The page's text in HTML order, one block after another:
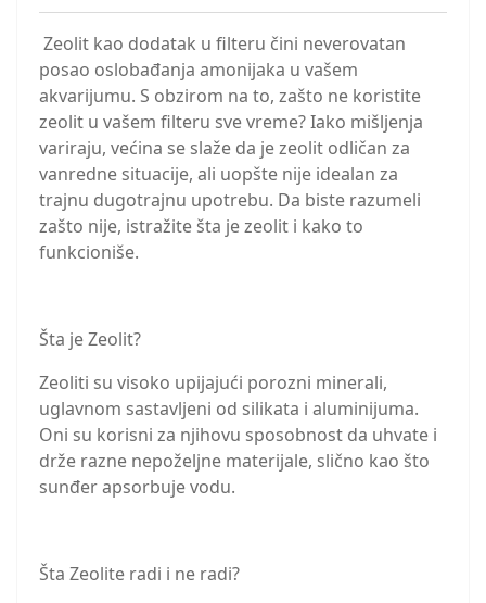
Zeolit kao dodatak u filteru čini neverovatan
posao oslobađanja amonijaka u vašem
akvarijumu. S obzirom na to, zašto ne koristite
zeolit u vašem filteru sve vreme? Iako mišljenja
variraju, većina se slaže da je zeolit odličan za
vanredne situacije, ali uopšte nije idealan za
trajnu dugotrajnu upotrebu. Da biste razumeli
zašto nije, istražite šta je zeolit i kako to
funkcioniše.
Šta je Zeolit?
Zeoliti su visoko upijajući porozni minerali,
uglavnom sastavljeni od silikata i aluminijuma.
Oni su korisni za njihovu sposobnost da uhvate i
drže razne nepoželjne materijale, slično kao što
sunđer apsorbuje vodu.
Šta Zeolite radi i ne radi?